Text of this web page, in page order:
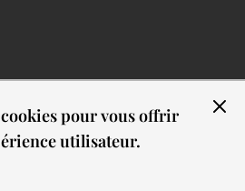
pour vous offrir
utilisateur.